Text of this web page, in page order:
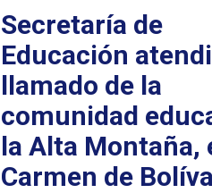
Secretaría de
Educación
llamado de la
comunidad
la Alta Montaña,
Carmen de